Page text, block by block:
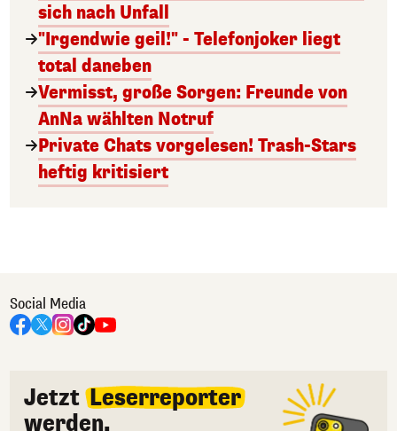
sich nach Unfall
"Irgendwie geil!" - Telefonjoker liegt
total daneben
Vermisst, große Sorgen: Freunde von
AnNa wählten Notruf
Private Chats vorgelesen! Trash-Stars
heftig kritisiert
Social Media
Jetzt Leserreporter
werden.